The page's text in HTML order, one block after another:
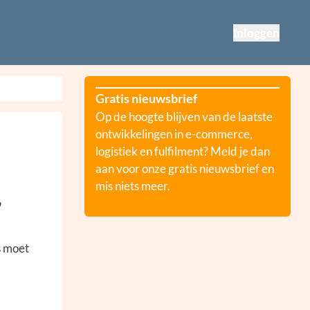
moet
Gratis nieuwsbrief
Op de hoogte blijven van de laatste
ontwikkelingen in e-commerce,
logistiek en fulfilment? Meld je dan
aan voor onze gratis nieuwsbrief en
mis niets meer.